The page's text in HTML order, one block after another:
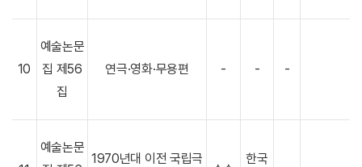
10
예술논문
집 제56
집
연극·영화·무용편 - - -
예술논문
1970년대 이전 국립극
한국